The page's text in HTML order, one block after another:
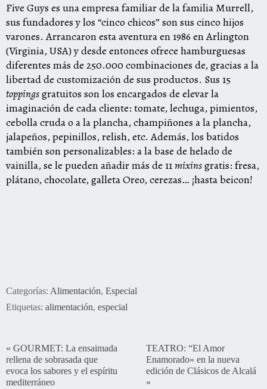
Five Guys es una empresa familiar de la familia Murrell,
sus fundadores y los “cinco chicos” son sus cinco hijos
varones. Arrancaron esta aventura en 1986 en Arlington
(Virginia, USA) y desde entonces ofrece hamburguesas
diferentes más de 250.000 combinaciones de, gracias a la
libertad de customización de sus productos. Sus 15
toppingsgratuitos son los encargados de elevar la
imaginación de cada cliente: tomate, lechuga, pimientos,
cebolla cruda o a la plancha, champiñones a la plancha,
jalapeños, pepinillos, relish, etc. Además, los batidos
también son personalizables: a la base de helado de
vainilla, se le pueden añadir más de 11mixinsgratis: fresa,
plátano, chocolate, galleta Oreo, cerezas… ¡hasta beicon!
Categorías: Alimentación, Especial
Etiquetas: alimentación, especial
« GOURMET: La ensaimada
rellena de sobrasada que
evoca los sabores y el espíritu
mediterráneo
TEATRO: “El Amor
Enamorado» en la nueva
edición de Clásicos de Alcalá
»